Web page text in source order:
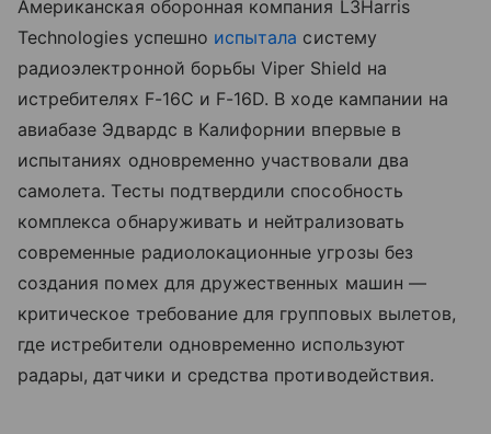
Американская оборонная компания L3Harris
Technologies успешно испытала систему
радиоэлектронной борьбы Viper Shield на
истребителях F-16C и F-16D. В ходе кампании на
авиабазе Эдвардс в Калифорнии впервые в
испытаниях одновременно участвовали два
самолета. Тесты подтвердили способность
комплекса обнаруживать и нейтрализовать
современные радиолокационные угрозы без
создания помех для дружественных машин —
критическое требование для групповых вылетов,
где истребители одновременно используют
радары, датчики и средства противодействия.